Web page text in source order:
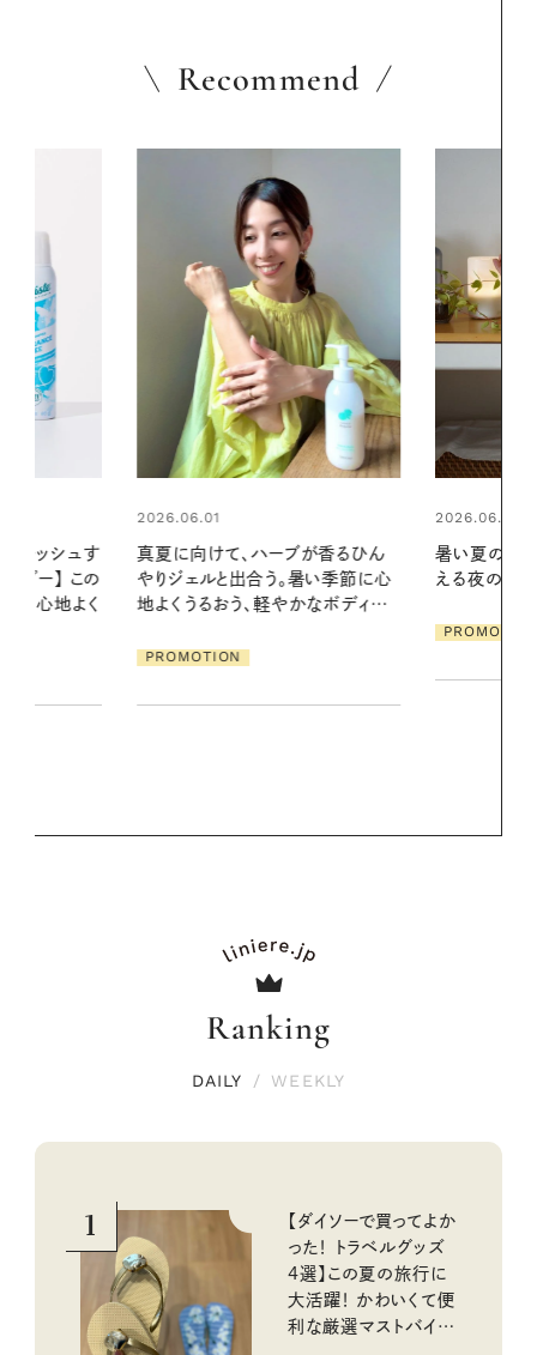
Recommend
が香るひん
い季節に心
なボディケ
2026.06.01
暑い夏のナイトルーティン。私を整
える夜の爽やかご褒美ケア
2026.06.01
お出かけ前
の一日。汗ば
Ranking
DAILY / WEEKLY
1
【ダイソーで買ってよか
った！ トラベルグッズ
4選】この夏の旅行に
大活躍！ かわいくて便
利な厳選マストバイア